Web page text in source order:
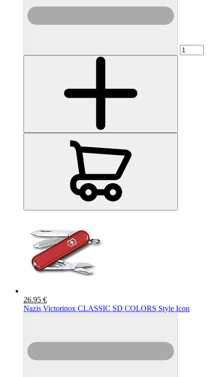
26.95 €
Nazis Victorinox CLASSIC SD COLORS Style Icon